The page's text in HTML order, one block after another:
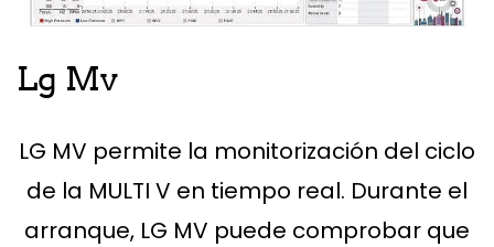
Lg Mv
LG MV permite la monitorización del ciclo
de la MULTI V en tiempo real. Durante el
arranque, LG MV puede comprobar que